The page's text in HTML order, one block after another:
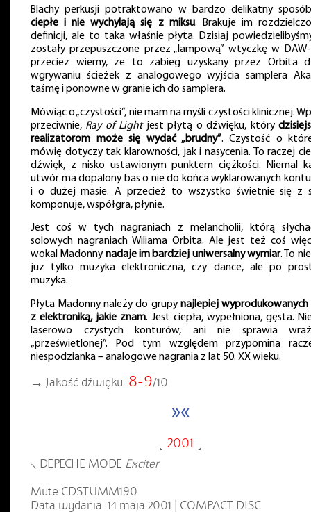
Blachy perkusji potraktowano w bardzo delikatny
ciepłe i nie wychylają się z miksu. Brakuje im
definicji, ale to taka właśnie płyta. Dzisiaj
zostały przepuszczone przez „lampową” wtyczkę w
przecież wiemy, że to zabieg uzyskany przez Orbita
wgrywaniu ścieżek z analogowego wyjścia samplera
taśmę i ponowne w granie ich do samplera.
Mówiąc o „czystości”, nie mam na myśli czystości klinicznej.
przeciwnie, Ray of Lightjest płytą o dźwięku, który
realizatorom może się wydać „brudny”. Czystość o
mówię dotyczy tak klarowności, jak i nasycenia. To raczej
dźwięk, z nisko ustawionym punktem ciężkości. Niemal
utwór ma dopalony bas o nie do końca wyklarowanych
i o dużej masie. A przecież to wszystko świetnie się z
komponuje, współgra, płynie.
Jest coś w tych nagraniach z melancholii, którą
solowych nagraniach Wiliama Orbita. Ale jest też coś
wokal Madonnynadaje im bardziej uniwersalny wymiar. To
już tylko muzyka elektroniczna, czy dance, ale po
muzyka.
Płyta Madonny należy do grupynajlepiej wyprodukowanych
z elektroniką, jakie znam. Jest ciepła, wypełniona, gęsta.
laserowo czystych konturów, ani nie sprawia
„prześwietlonej”. Pod tym względem przypomina
niespodzianka – analogowe nagrania z lat 50. XX wieku.
→ Jakość dźwięku: 8-9/10
»«
2001
⸜ DEPECHE MODE Exciter
Mute CDSTUMM190
Data wydania: 14 maja 2001 | COMPACT DISC